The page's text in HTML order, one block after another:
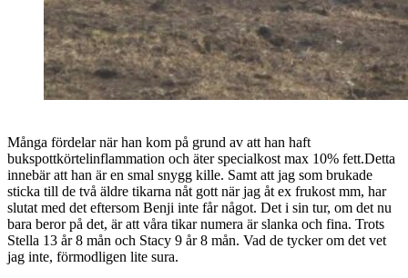
Många fördelar när han kom på grund av att han haft
bukspottkörtelinflammation och äter specialkost max 10% fett.Detta
innebär att han är en smal snygg kille. Samt att jag som brukade
sticka till de två äldre tikarna nåt gott när jag åt ex frukost mm, har
slutat med det eftersom Benji inte får något. Det i sin tur, om det nu
bara beror på det, är att våra tikar numera är slanka och fina. Trots
Stella 13 år 8 mån och Stacy 9 år 8 mån. Vad de tycker om det vet
jag inte, förmodligen lite sura.